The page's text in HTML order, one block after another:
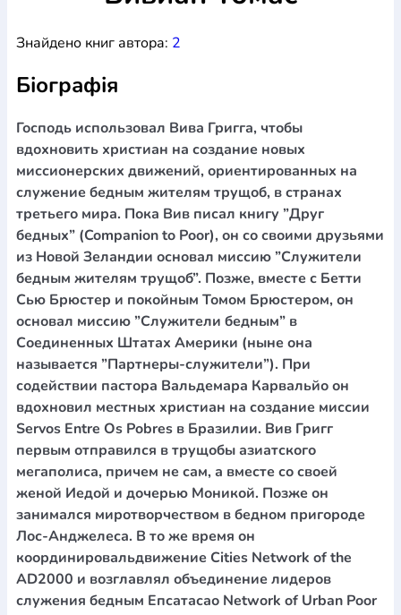
Шлюб і сім`я Юдаїзм
ПеріодикаАудіо Ручки кулькові
БлокнотиЩоденники / щотижневики
Навчальні мапиШкіряні вироби МагнітиМеталеві
виробиМіні-лампиНаклейкиНастільні ігриПакети
подарунковіПлакати Пластмасові виробиХустки
Подарункові картки Розвиваючі ігриРепринтиСвічки
Зошити
Фотокартини Чохли на Библії
Головні убори
Календарі Канцелярскі товари
Комп`ютерні ігри
Листівки
Сувенирна продукція ГодинникиПазли
Книга в комплекті
За додатковою інформацією дзвоніть за номером:+38
(097) 880-6379
Ми у Facebook
Знайдено книг автора: 2
Біографія
Господь использовал Вива Григга, чтобы
вдохновить христиан на создание новых
миссионерских движений, ориентированных на
служение бедным жителям трущоб, в странах
третьего мира. Пока Вив писал книгу ”Друг
бедных” (Companion to Poor), он со своими друзьями
из Новой Зеландии основал миссию ”Служители
бедным жителям трущоб”. Позже, вместе с Бетти
Сью Брюстер и покойным Томом Брюстером, он
основал миссию ”Служители бедным” в
Соединенных Штатах Америки (ныне она
называется ”Партнеры-служители”). При
содействии пастора Вальдемара Карвальйо он
вдохновил местных христиан на создание миссии
Servos Entre Os Pobres в Бразилии. Вив Григг
первым отправился в трущобы азиатского
мегаполиса, причем не сам, а вместе со своей
женой Иедой и дочерью Моникой. Позже он
занимался миротворчеством в бедном пригороде
Лос-Анджелеса. В то же время он
координировальдвижение Cities Network of the
AD2000 и возглавлял объединение лидеров
служения бедным Епсатасао Network of Urban Poor